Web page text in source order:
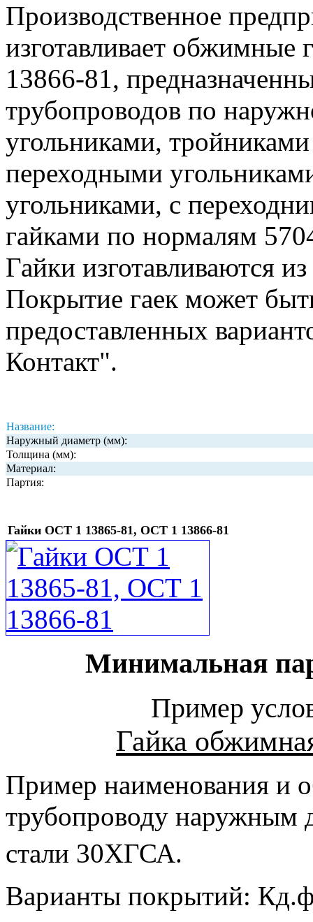
Производственное
изготавливает
13866-81,
трубопроводов по
угольниками,
переходными
угольниками, с
гайками по нормалям
Гайки изготавливаются
Покрытие гаек может
предоставленных
Контакт".
Название:
Наружный диаметр (мм):
Толщина (мм):
Материал:
Партия:
Гайки ОСТ 1 13865-81, ОСТ 1 13866-81
Минимальная
Пример
Гайка
Пример наименования и
трубопроводу наружным
стали 30ХГСА.
Варианты покрытий: